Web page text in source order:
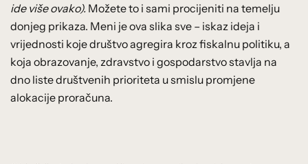
ide više ovako). Možete to i sami procijeniti na temelju
donjeg prikaza. Meni je ova slika sve – iskaz ideja i
vrijednosti koje društvo agregira kroz fiskalnu politiku, a
koja obrazovanje, zdravstvo i gospodarstvo stavlja na
dno liste društvenih prioriteta u smislu promjene
alokacije proračuna.